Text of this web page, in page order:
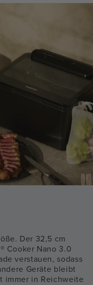
Der 32,5 cm
Cooker Nano 3.0
verstauen, sodass
Geräte bleibt
immer in Reichweite